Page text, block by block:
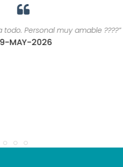
Personal muy amable ????”
2026